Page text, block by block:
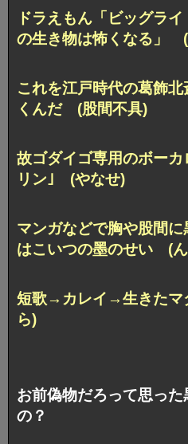
ドラえもん「ビッグラ
の生き物は怖くなる」
これを江戸時代の葛飾
くんだ (股間不具)
故ゴダイゴ専用のボーカ
リン｣ (やなせ)
マンガなどで胸や股間
はこいつの墨のせい (
短歌→カレイ→生きたマ
ら)
お前偽物だろって思っ
の？